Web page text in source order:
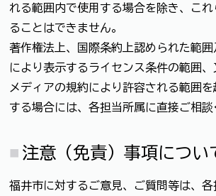
れる範囲内で使用する場合を除き、こ
ることはできません。
著作権法上、国際条約上認められた範囲
により表示するライセンス条件の範囲
メディアの規約により許容される範囲
する場合には、各担当所属に直接ご相談
注意（免責）事項につい
福井市に対するご意見、ご質問等は、